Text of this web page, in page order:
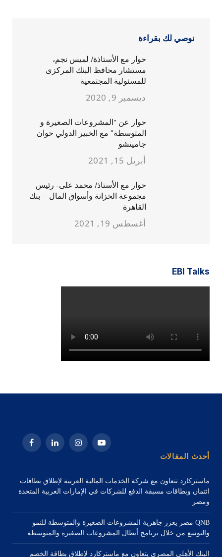
نوصي لك بقراءة
حوار مع الأستاذة/ لميس نجم،
مستشار محافظ البنك المركزى
للمسئولية المجتمعية
ديسمبر 9, 2020
حوار عن “المشروعات الصغيرة و
المتوسطة” مع الخبير الدولي خوان
جاميتشو
أبريل 15, 2021
حوار مع الأستاذ/ محمد على- رئيس
مجموعة الخزانة وأسواق المال – بنك
القاهرة
أغسطس 19, 2021
EBI Talks
يوتيوب الانستغراملينكدإن فيسبوك
أحدث المقالات
ماستركارد تتعاون مع شركة الخدمات المالية العربية لإطلاق بطاقات
ائتمان وبطاقات مسبقة الدفع للشركات في الإمارات العربية المتحدة
ومصر
QNB مصر يعزز جاهزية المشروعات الصغيرة والمتوسطة للنمو
والتوسع من خلال برنامج أبطال المشروعات الصغيرة والمتوسطة
البنك الأهلي المصري يتعاون مع ماستركارد لإطلاق بطاقة الخصم